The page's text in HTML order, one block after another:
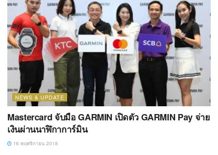
NEWS & UPDATE
Mastercard จับมือ GARMIN เปิดตัว GARMIN Pay จ่าย
เงินผ่านนาฬิกาการ์มิน
16 พฤศจิกายน 2018